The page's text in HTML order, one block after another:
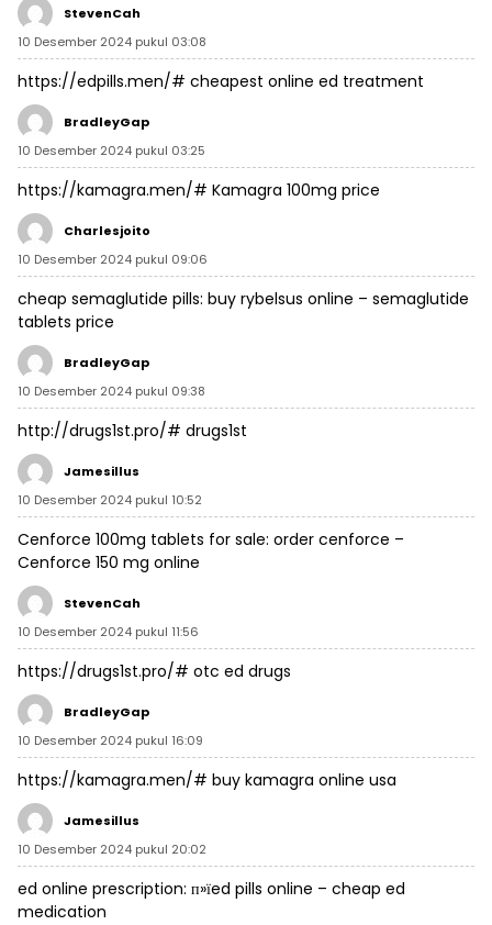
StevenCah
10 Desember 2024 pukul 03:08
https://edpills.men/# cheapest online ed treatment
BradleyGap
10 Desember 2024 pukul 03:25
https://kamagra.men/# Kamagra 100mg price
Charlesjoito
10 Desember 2024 pukul 09:06
cheap semaglutide pills: buy rybelsus online – semaglutide
tablets price
BradleyGap
10 Desember 2024 pukul 09:38
http://drugs1st.pro/# drugs1st
Jamesillus
10 Desember 2024 pukul 10:52
Cenforce 100mg tablets for sale: order cenforce –
Cenforce 150 mg online
StevenCah
10 Desember 2024 pukul 11:56
https://drugs1st.pro/# otc ed drugs
BradleyGap
10 Desember 2024 pukul 16:09
https://kamagra.men/# buy kamagra online usa
Jamesillus
10 Desember 2024 pukul 20:02
ed online prescription: п»їed pills online – cheap ed
medication